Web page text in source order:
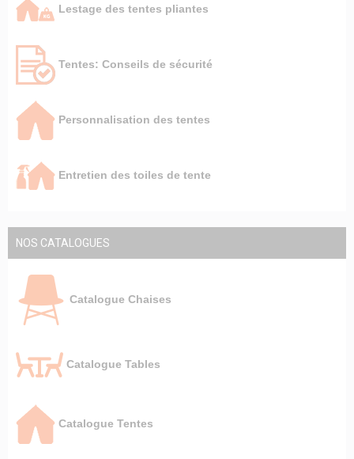
Lestage des tentes pliantes
Tentes: Conseils de sécurité
Personnalisation des tentes
Entretien des toiles de tente
NOS CATALOGUES
Catalogue Chaises
Catalogue Tables
Catalogue Tentes